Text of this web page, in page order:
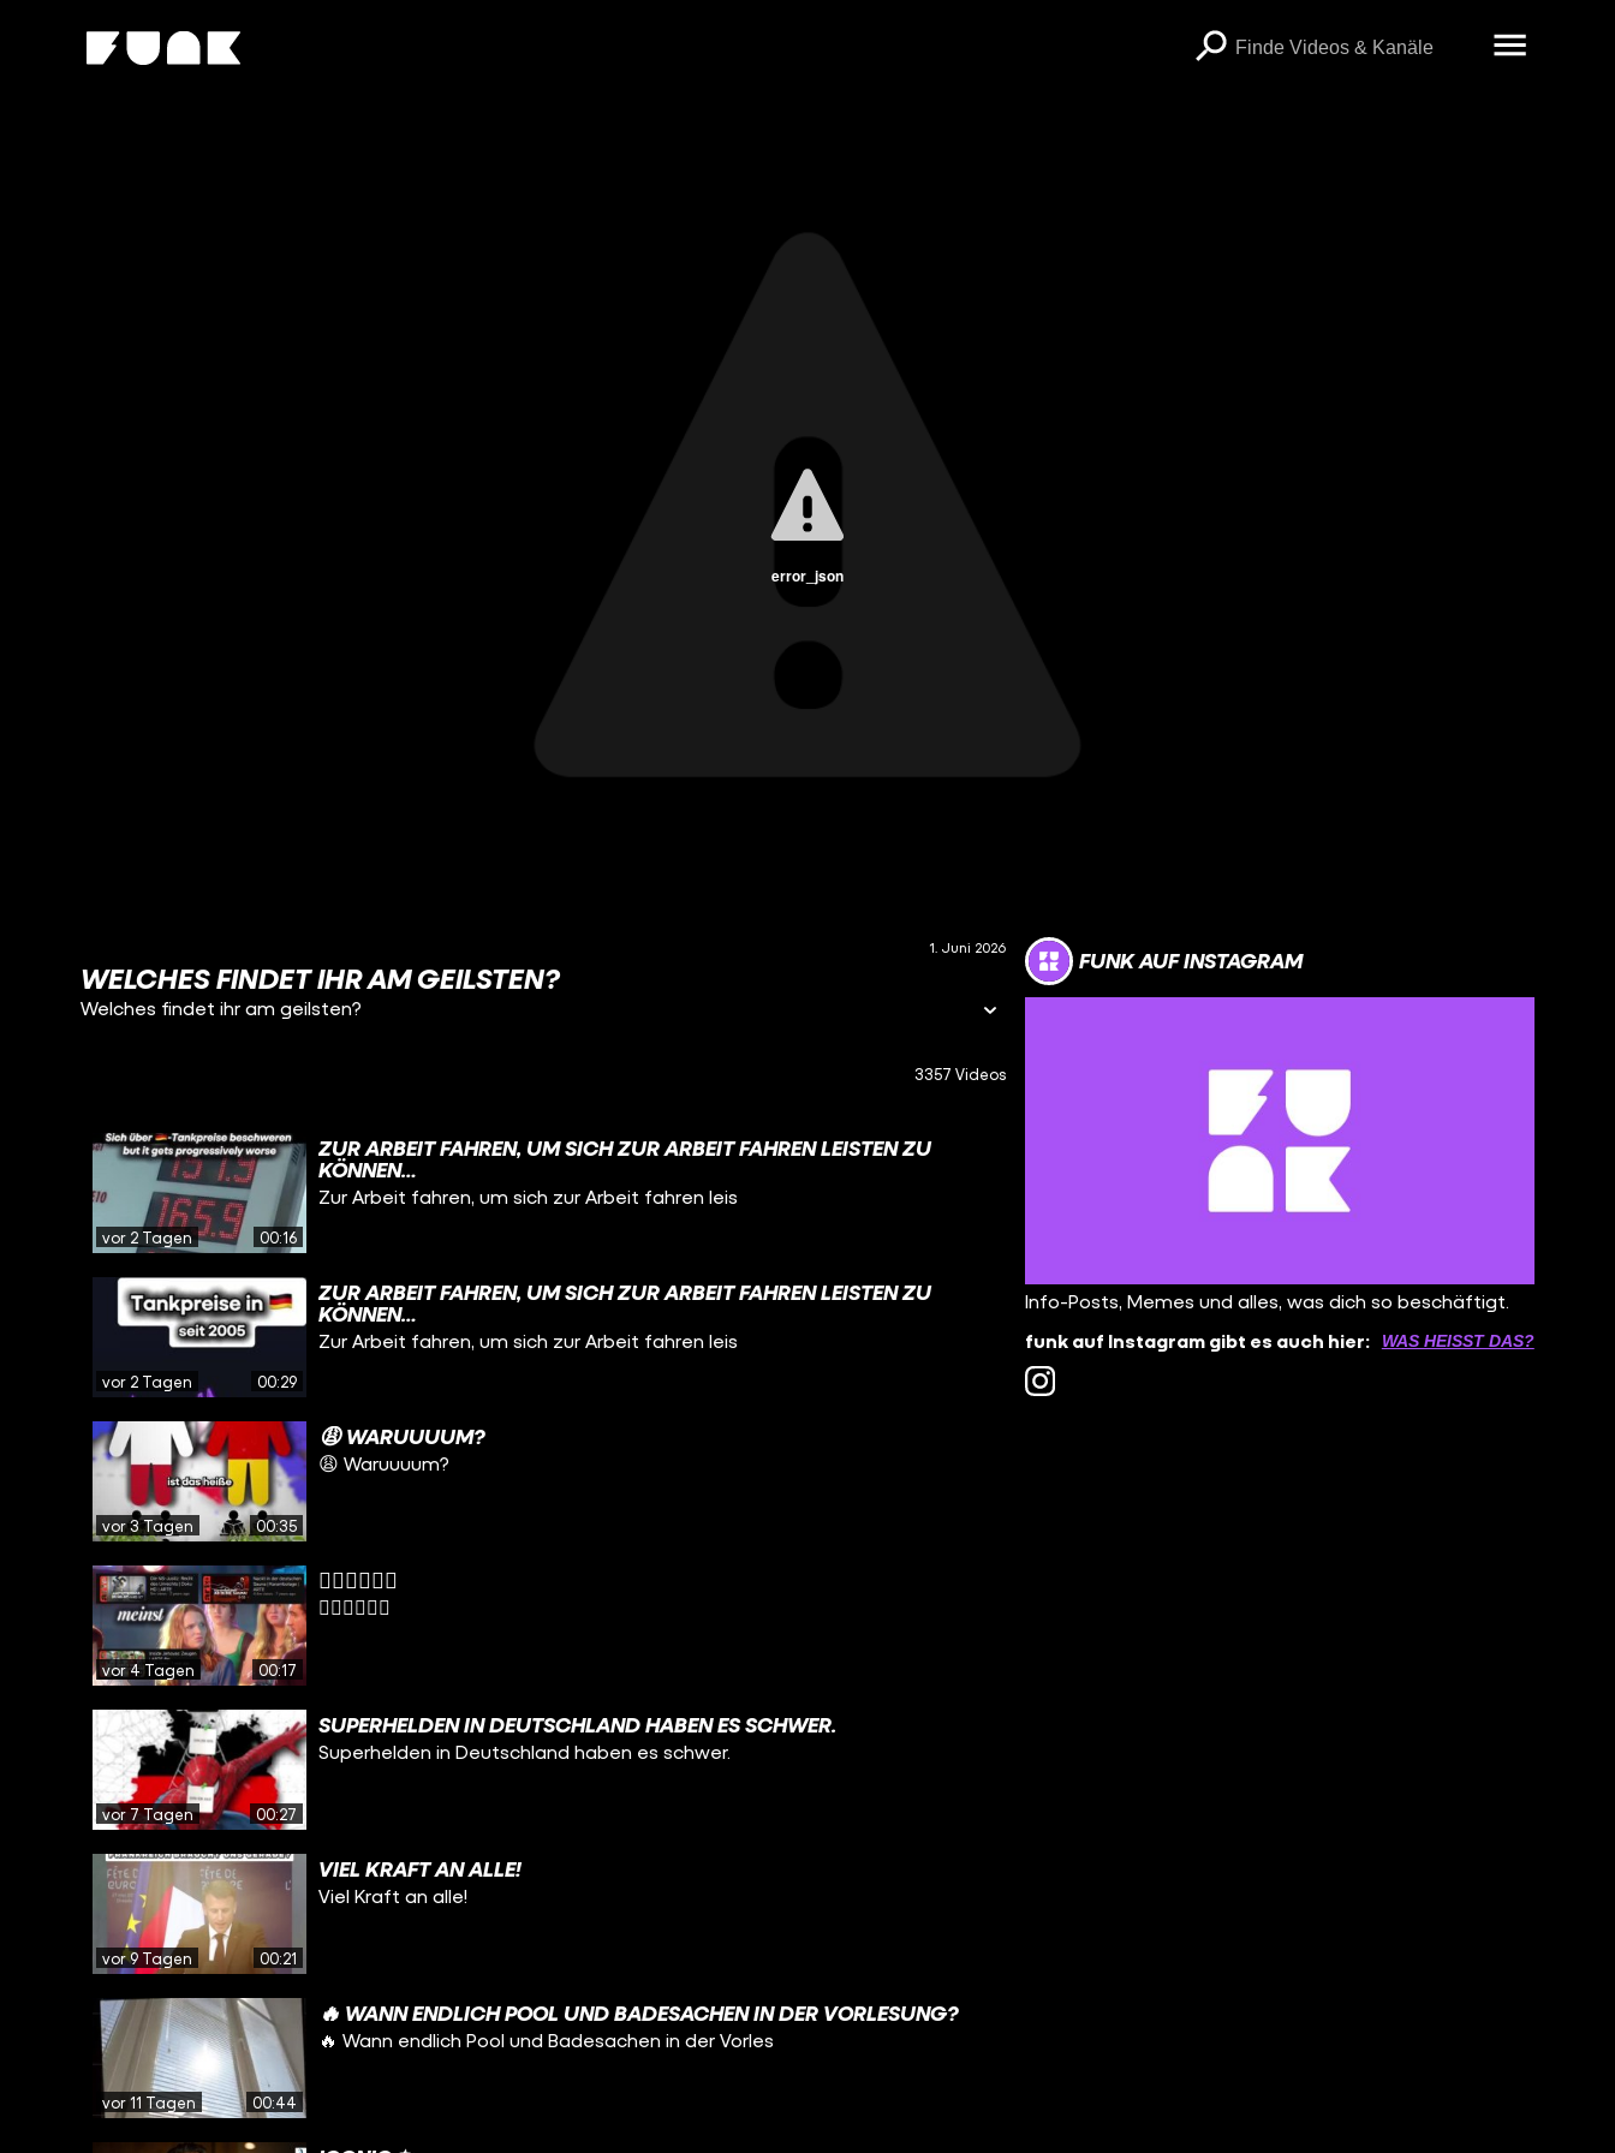
error_json
FUNK AUF INSTAGRAM
Info-Posts, Memes und alles, was dich so beschäftigt.
funk auf Instagram gibt es auch hier:
WAS HEISST DAS?
1. Juni 2026
WELCHES FINDET IHR AM GEILSTEN?
Welches findet ihr am geilsten?
3357 Videos
vor 2 Tagen 00:16
ZUR ARBEIT FAHREN, UM SICH ZUR ARBEIT FAHREN LEISTEN ZU
KÖNNEN…
Zur Arbeit fahren, um sich zur Arbeit fahren leis
vor 2 Tagen 00:29
ZUR ARBEIT FAHREN, UM SICH ZUR ARBEIT FAHREN LEISTEN ZU
KÖNNEN…
Zur Arbeit fahren, um sich zur Arbeit fahren leis
vor 3 Tagen 00:35
😩 WARUUUUM?
😩 Waruuuum?
vor 4 Tagen 00:17
😮‍💨😮‍💨😮‍💨
😮‍💨😮‍💨😮‍💨
vor 7 Tagen 00:27
SUPERHELDEN IN DEUTSCHLAND HABEN ES SCHWER.
Superhelden in Deutschland haben es schwer.
vor 9 Tagen 00:21
VIEL KRAFT AN ALLE!
Viel Kraft an alle!
vor 11 Tagen 00:44
🔥 WANN ENDLICH POOL UND BADESACHEN IN DER VORLESUNG?
🔥 Wann endlich Pool und Badesachen in der Vorles